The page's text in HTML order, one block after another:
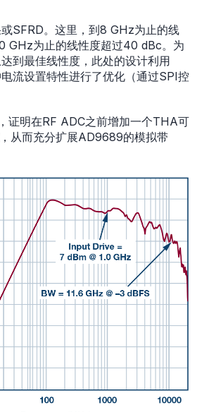
SFRD。这里，到8 GHz为止的线
GHz为止的线性度超过40 dBc。为
到最佳线性度，此处的设计利用
流设置特性进行了优化（通过SPI控
证明在RF ADC之前增加一个THA可
从而充分扩展AD9689的模拟带